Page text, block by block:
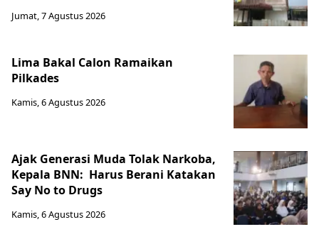
Jumat, 7 Agustus 2026
Lima Bakal Calon Ramaikan
Pilkades
Kamis, 6 Agustus 2026
Ajak Generasi Muda Tolak Narkoba,
Kepala BNN: Harus Berani Katakan
Say No to Drugs
Kamis, 6 Agustus 2026